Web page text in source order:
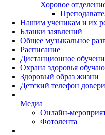
Хоровое
Нашим ученикам и их
Бланки заявлений
Общее музыкальное
Расписание
Дистанционное
Охрана здоровья
Здоровый образ жизни
Детский телефон
Медиа
Онлайн-
Фотолента